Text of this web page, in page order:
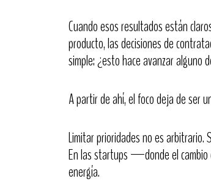
Cuando esos resultados están
producto, las decisiones de
simple: ¿esto hace avanzar alguno
A partir de ahí, el foco deja de ser
Limitar prioridades no es arbitrario.
En las startups —donde el
energía.